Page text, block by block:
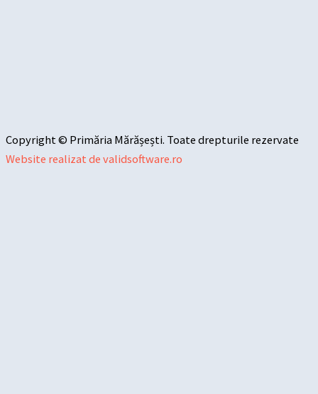
Copyright © Primăria Mărășești. Toate drepturile rezervate
Website realizat de validsoftware.ro